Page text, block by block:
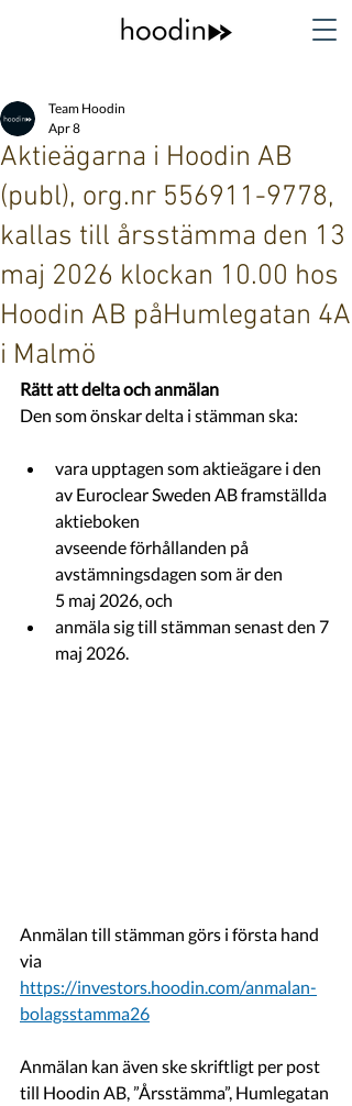
Aktieägarna i Hoodin AB
(publ), org.nr 556911-9778,
kallas till årsstämma den 13
maj 2026 klockan 10.00 hos
Hoodin AB påHumlegatan 4A
i Malmö
Team Hoodin
Apr 8
Rätt att delta och anmälan
Den som önskar delta i stämman ska:
vara upptagen som aktieägare i den
av Euroclear Sweden AB framställda
aktieboken
avseende förhållanden på
avstämningsdagen som är den
5 maj 2026, och
anmäla sig till stämman senast den 7
maj 2026.
Anmälan till stämman görs i första hand
via
https://investors.hoodin.com/anmalan-
bolagsstamma26
Anmälan kan även ske skriftligt per post
till Hoodin AB, ”Årsstämma”, Humlegatan